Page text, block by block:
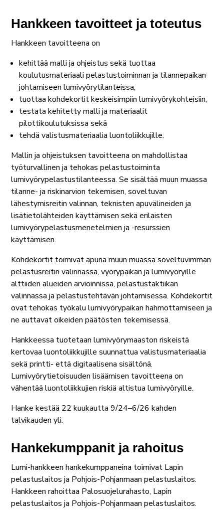
Hankkeen tavoitteet ja toteutus
Hankkeen tavoitteena on
kehittää malli ja ohjeistus sekä tuottaa
koulutusmateriaali pelastustoiminnan ja tilannepaikan
johtamiseen lumivyörytilanteissa,
tuottaa kohdekortit keskeisimpiin lumivyörykohteisiin,
testata kehitetty malli ja materiaalit
pilottikoulutuksissa sekä
tehdä valistusmateriaalia luontoliikkujille.
Mallin ja ohjeistuksen tavoitteena on mahdollistaa
työturvallinen ja tehokas pelastustoiminta
lumivyörypelastustilanteessa. Se sisältää muun muassa
tilanne- ja riskinarvion tekemisen, soveltuvan
lähestymisreitin valinnan, teknisten apuvälineiden ja
lisätietolähteiden käyttämisen sekä erilaisten
lumivyörypelastusmenetelmien ja -resurssien
käyttämisen.
Kohdekortit toimivat apuna muun muassa soveltuvimman
pelastusreitin valinnassa, vyörypaikan ja lumivyöryille
alttiiden alueiden arvioinnissa, pelastustaktiikan
valinnassa ja pelastustehtävän johtamisessa. Kohdekortit
ovat tehokas työkalu lumivyörypaikan hahmottamiseen ja
ne auttavat oikeiden päätösten tekemisessä.
Hankkeessa tuotetaan lumivyörymaaston riskeistä
kertovaa luontoliikkujille suunnattua valistusmateriaalia
sekä printti- että digitaalisena sisältönä.
Lumivyörytietoisuuden lisäämisen tavoitteena on
vähentää luontoliikkujien riskiä altistua lumivyöryille.
Hanke kestää 22 kuukautta 9/24–6/26 kahden
talvikauden yli.
Hankekumppanit ja rahoitus
Lumi-hankkeen hankekumppaneina toimivat Lapin
pelastuslaitos ja Pohjois-Pohjanmaan pelastuslaitos.
Hankkeen rahoittaa Palosuojelurahasto, Lapin
pelastuslaitos ja Pohjois-Pohjanmaan pelastuslaitos.